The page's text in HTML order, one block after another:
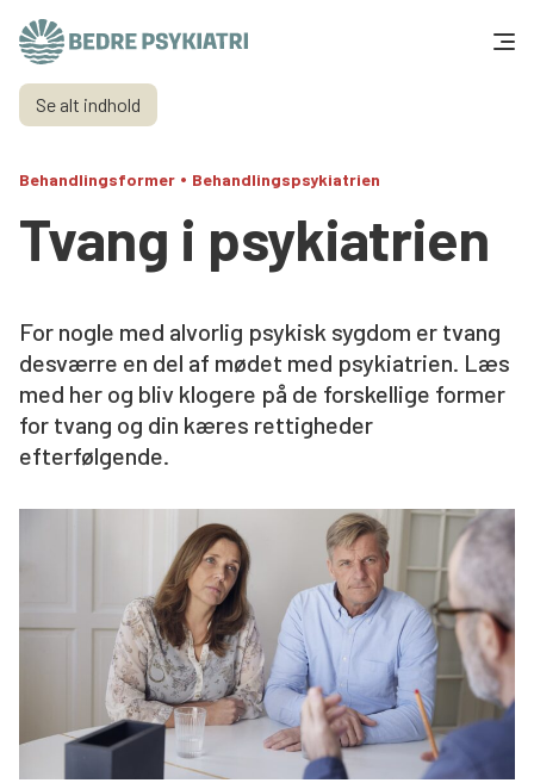
Skip to content
Få hjælp
Tal og fakta
Om os
Presse og politik
Støt os
Se alt indhold
Behandlingsformer • Behandlingspsykiatrien
Tvang i psykiatrien
For nogle med alvorlig psykisk sygdom er tvang
desværre en del af mødet med psykiatrien. Læs
med her og bliv klogere på de forskellige former
for tvang og din kæres rettigheder
efterfølgende.